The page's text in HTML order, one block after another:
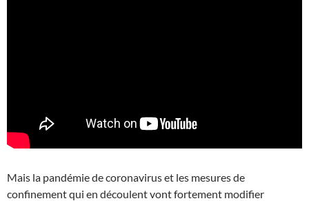
Mais la pandémie de coronavirus et les mesures de
confinement qui en découlent vont fortement modifier